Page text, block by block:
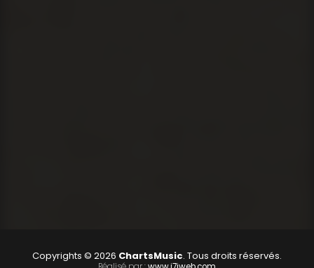
Copyrights © 2026 ChartsMusic. Tous droits réservés.